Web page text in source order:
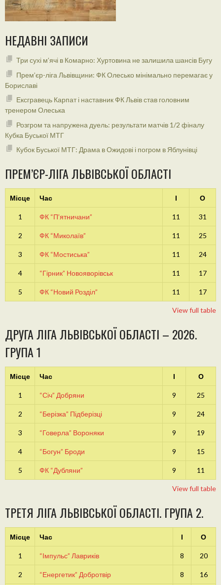
НЕДАВНІ ЗАПИСИ
Три сухі м’ячі в Комарно: Хуртовина не залишила шансів Бугу
Прем’єр-ліга Львівщини: ФК Олесько мінімально перемагає у
Бориславі
Ексгравець Карпат і наставник ФК Львів став головним
тренером Олеська
Розгром та напружена дуель: результати матчів 1/2 фіналу
Кубка Буської МТГ
Кубок Буської МТГ: Драма в Ожидові і погром в Яблунівці
ПРЕМ’ЄР-ЛІГА ЛЬВІВСЬКОЇ ОБЛАСТІ
Місце Час І О
1 ФК “П’ятничани” 11 31
2 ФК “Миколаїв” 11 25
3 ФК “Мостиська” 11 24
4 “Гірник” Новояворівськ 11 17
5 ФК “Новий Розділ” 11 17
View full table
ДРУГА ЛІГА ЛЬВІВСЬКОЇ ОБЛАСТІ – 2026.
ГРУПА 1
Місце Час І О
1 “Січ” Добряни 9 25
2 “Берізка” Підберізці 9 24
3 “Говерла” Вороняки 9 19
4 “Богун” Броди 9 15
5 ФК “Дубляни” 9 11
View full table
ТРЕТЯ ЛІГА ЛЬВІВСЬКОЇ ОБЛАСТІ. ГРУПА 2.
Місце Час І О
1 “Імпульс” Лавриків 8 20
2 “Енергетик” Добротвір 8 16